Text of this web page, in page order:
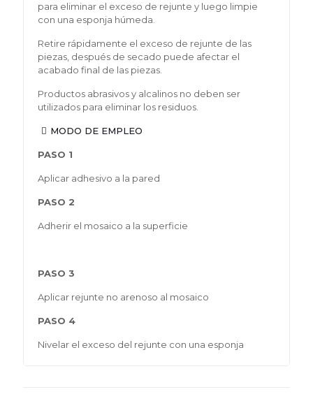
para eliminar el exceso de rejunte y luego limpie
con una esponja húmeda.
Retire rápidamente el exceso de rejunte de las
piezas, después de secado puede afectar el
acabado final de las piezas.
Productos abrasivos y alcalinos no deben ser
utilizados para eliminar los residuos.
MODO DE EMPLEO
PASO 1
Aplicar adhesivo a la pared
PASO 2
Adherir el mosaico a la superficie
PASO 3
Aplicar rejunte no arenoso al mosaico
PASO 4
Nivelar el exceso del rejunte con una esponja